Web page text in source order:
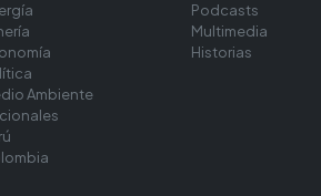
Ambiente
Podcasts
Multimedia
Historias